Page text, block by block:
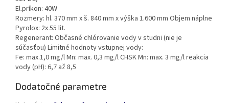
El.príkon: 40W
Rozmery: hl. 370 mm x š. 840 mm x výška 1.600 mm Objem náplne
Pyrolox: 2x 55 lit.
Regenerant: Občasné chlórovanie vody v studni (nie je
súčasťou) Limitné hodnoty vstupnej vody:
Fe: max.1,0 mg/l Mn: max. 0,3 mg/l CHSK Mn: max. 3 mg/l reakcia
vody (pH): 6,7 až 8,5
Dodatočné parametre